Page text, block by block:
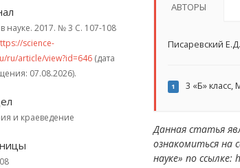
науке. 2017. № 3 С. 107-108
science-
ru/article/view?id=646 (дата
07.08.2026).
и краеведение
АВТОРЫ
Писаревский Е.Д.
1 3 «Б»
Данная статья
ознакомиться на
науке» по